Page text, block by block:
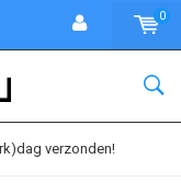
0
verzonden!